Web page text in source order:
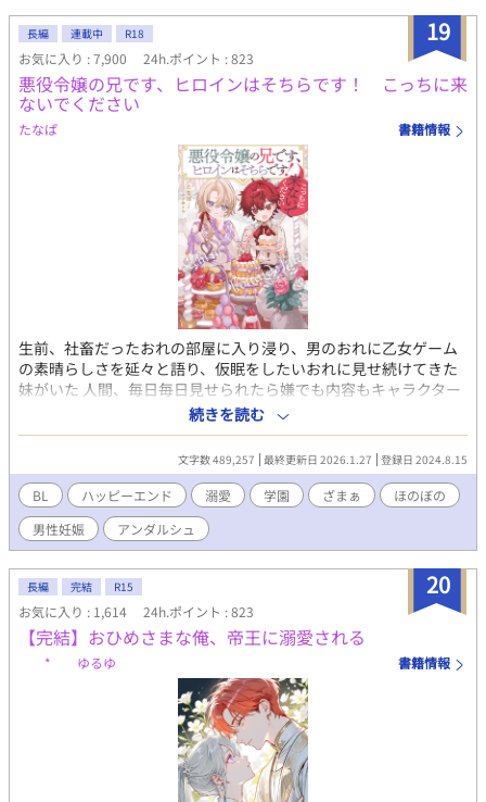
た家族を捨て、新たな家族と幸せになる！ ★注意★ 初の作品で
す。ご容赦くださいませ💦 ご都合主義。基本的にチート溺愛で
す。ざまぁは軽め。 ひたすら主人公かわいいです。苦手な方はそ
っ閉じを！ 感想などコメント、イイネ、エール頂ければ作者モチ
ベが上がります♡
19
長編 連載中 R18
お気に入り : 7,900 24h.ポイント : 823
悪役令嬢の兄です、ヒロインはそちらです！ こっちに来
ないでください
たなぱ 書籍情報
生前、社畜だったおれの部屋に入り浸り、男のおれに乙女ゲーム
の素晴らしさを延々と語り、仮眠をしたいおれに見せ続けてきた
妹がいた 人間、毎日毎日見せられたら嫌でも内容もキャラクター
も覚えるんだよ そう、例えば…今、おれの目の前にいる赤い髪の
美少女…この子がこのゲームの悪役令嬢となる存在…その幼少期
の姿だ そしておれは…文字としてチラッと出た悪役令嬢の行いの
果に一家諸共断罪された兄 ナレーションに 『悪役令嬢の兄もまた
死に絶えました』 その一言で説明を片付けられ、それしか登場し
ない存在…そんな悪役令嬢の兄に転生してしまったのだ 社畜に優
しくない転生先でおれはどう生きていくのだろう 腹黒？攻略対象
×悪役令嬢の兄 本編完結済み、番外編時々更新中！ 奨励賞を頂
き、書籍化して頂きました✨️かなり加筆しまくりましたので楽し
んで頂けると嬉しいです💪☺ ※愛称等が書籍化に伴い変更となっ
ています！違和感あるかもしれませんが徐々に本編も修正する予
定です！ あと、変わらずこそこそ第二部準備中！
続きを読む
文字数 489,257 最終更新日 2026.1.27 登録日 2024.8.15
BL ハッピーエンド 溺愛 学園 ざまぁ
ほのぼの
男性妊娠
アンダルシュ
20
長編 完結 R15
お気に入り : 1,614 24h.ポイント : 823
【完結】おひめさまな俺、帝王に溺愛される
* ゆるゆ 書籍情報